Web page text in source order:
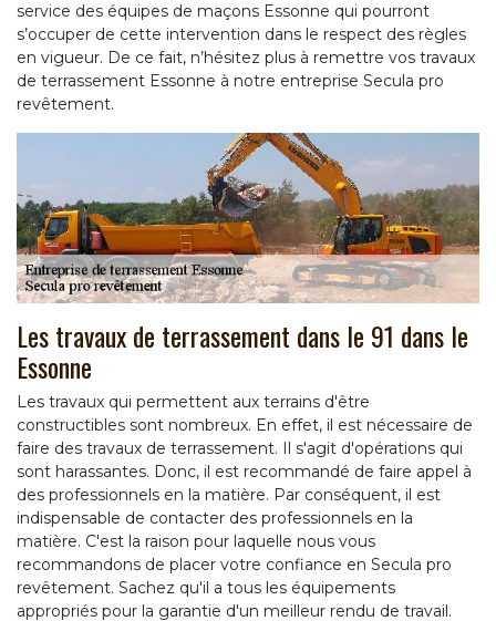
service des équipes de maçons Essonne qui pourront
s’occuper de cette intervention dans le respect des règles
en vigueur. De ce fait, n’hésitez plus à remettre vos travaux
de terrassement Essonne à notre entreprise Secula pro
revêtement.
Les travaux de terrassement dans le 91 dans le
Essonne
Les travaux qui permettent aux terrains d'être
constructibles sont nombreux. En effet, il est nécessaire de
faire des travaux de terrassement. Il s'agit d'opérations qui
sont harassantes. Donc, il est recommandé de faire appel à
des professionnels en la matière. Par conséquent, il est
indispensable de contacter des professionnels en la
matière. C'est la raison pour laquelle nous vous
recommandons de placer votre confiance en Secula pro
revêtement. Sachez qu'il a tous les équipements
appropriés pour la garantie d'un meilleur rendu de travail.